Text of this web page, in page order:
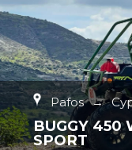
Pafos →
BUGGY 450
SPORT